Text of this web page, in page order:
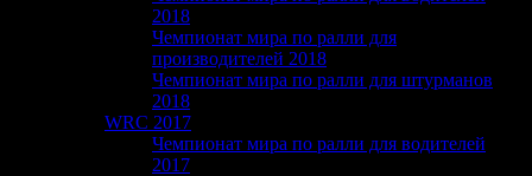
2018
Чемпионат мира по ралли для
производителей 2018
Чемпионат мира по ралли для штурманов
2018
WRC 2017
Чемпионат мира по ралли для водителей
2017